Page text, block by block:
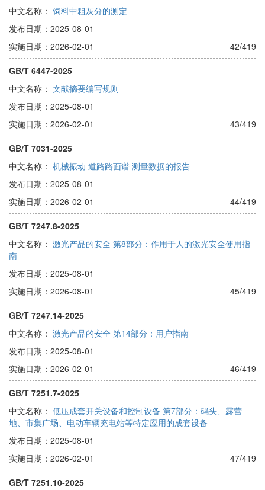
中文名称： 饲料中粗灰分的测定
发布日期：2025-08-01
实施日期：2026-02-01
42/419
GB/T 6447-2025
中文名称： 文献摘要编写规则
发布日期：2025-08-01
实施日期：2026-02-01
43/419
GB/T 7031-2025
中文名称： 机械振动 道路路面谱 测量数据的报告
发布日期：2025-08-01
实施日期：2026-02-01
44/419
GB/T 7247.8-2025
中文名称： 激光产品的安全 第8部分：作用于人的激光安全使用指
南
发布日期：2025-08-01
实施日期：2026-08-01
45/419
GB/T 7247.14-2025
中文名称： 激光产品的安全 第14部分：用户指南
发布日期：2025-08-01
实施日期：2026-02-01
46/419
GB/T 7251.7-2025
中文名称： 低压成套开关设备和控制设备 第7部分：码头、露营
地、市集广场、电动车辆充电站等特定应用的成套设备
发布日期：2025-08-01
实施日期：2026-02-01
47/419
GB/T 7251.10-2025